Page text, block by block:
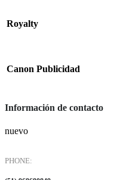
Royalty
Canon Publicidad
Información de contacto
nuevo
PHONE: